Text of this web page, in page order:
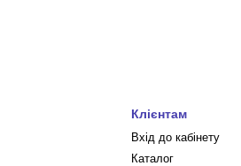
Клієнтам
Вхід до кабінету
Каталог